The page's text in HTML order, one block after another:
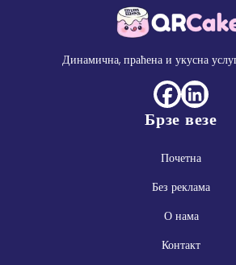
Динамична, праћена и укусна
Брзе везе
Почетна
Без реклама
О нама
Контакт